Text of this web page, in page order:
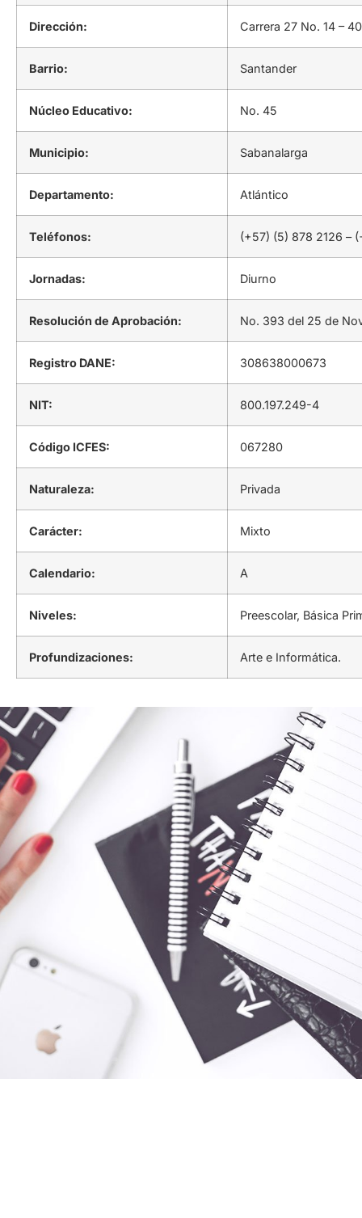
Dirección: Carrera 27 No. 14 – 40
Barrio: Santander
Núcleo Educativo: No. 45
Municipio: Sabanalarga
Departamento: Atlántico
Teléfonos: (+57) (5) 878 2126 –
Jornadas: Diurno
Resolución de Aprobación: No. 393 del 25 de
Registro DANE: 308638000673
NIT: 800.197.249-4
Código ICFES: 067280
Naturaleza: Privada
Carácter: Mixto
Calendario: A
Niveles: Preescolar, Básica
Profundizaciones: Arte e Informática.